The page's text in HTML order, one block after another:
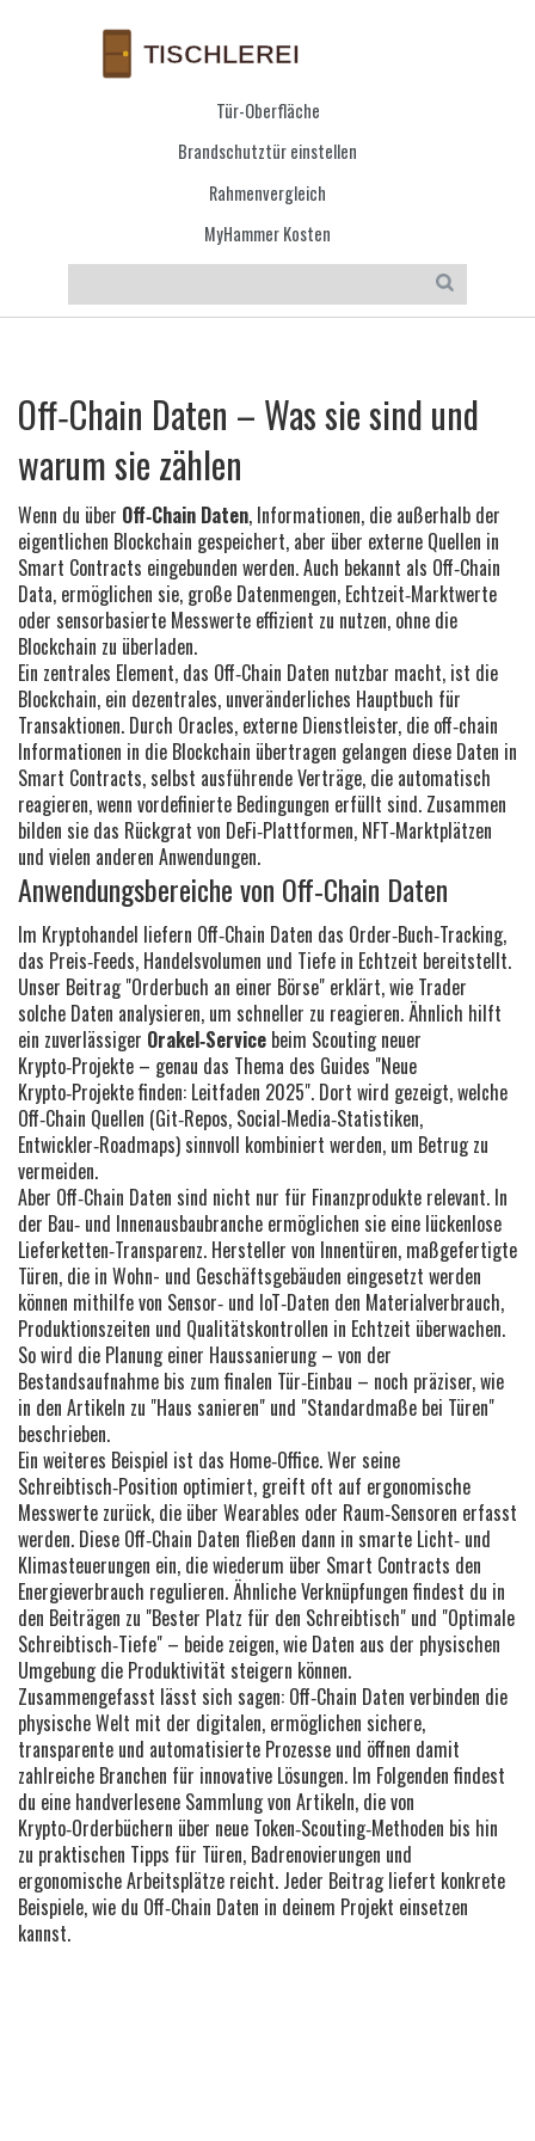
Tür-Oberfläche
Brandschutztür einstellen
Rahmenvergleich
MyHammer Kosten
Off‑Chain Daten – Was sie sind und
warum sie zählen
Wenn du über Off‑Chain Daten, Informationen, die außerhalb der
eigentlichen Blockchain gespeichert, aber über externe Quellen in
Smart Contracts eingebunden werden. Auch bekannt als Off‑Chain
Data, ermöglichen sie, große Datenmengen, Echtzeit‑Marktwerte
oder sensorbasierte Messwerte effizient zu nutzen, ohne die
Blockchain zu überladen.
Ein zentrales Element, das Off‑Chain Daten nutzbar macht, ist die
Blockchain, ein dezentrales, unveränderliches Hauptbuch für
Transaktionen. Durch Oracles, externe Dienstleister, die off‑chain
Informationen in die Blockchain übertragen gelangen diese Daten in
Smart Contracts, selbst ausführende Verträge, die automatisch
reagieren, wenn vordefinierte Bedingungen erfüllt sind. Zusammen
bilden sie das Rückgrat von DeFi‑Plattformen, NFT‑Marktplätzen
und vielen anderen Anwendungen.
Anwendungsbereiche von Off‑Chain Daten
Im Kryptohandel liefern Off‑Chain Daten das Order‑Buch‑Tracking,
das Preis‑Feeds, Handelsvolumen und Tiefe in Echtzeit bereitstellt.
Unser Beitrag "Orderbuch an einer Börse" erklärt, wie Trader
solche Daten analysieren, um schneller zu reagieren. Ähnlich hilft
ein zuverlässiger Orakel‑Service beim Scouting neuer
Krypto‑Projekte – genau das Thema des Guides "Neue
Krypto‑Projekte finden: Leitfaden 2025". Dort wird gezeigt, welche
Off‑Chain Quellen (Git‑Repos, Social‑Media‑Statistiken,
Entwickler‑Roadmaps) sinnvoll kombiniert werden, um Betrug zu
vermeiden.
Aber Off‑Chain Daten sind nicht nur für Finanzprodukte relevant. In
der Bau‑ und Innenausbaubranche ermöglichen sie eine lückenlose
Lieferketten‑Transparenz. Hersteller von Innentüren, maßgefertigte
Türen, die in Wohn- und Geschäftsgebäuden eingesetzt werden
können mithilfe von Sensor‑ und IoT‑Daten den Materialverbrauch,
Produktionszeiten und Qualitätskontrollen in Echtzeit überwachen.
So wird die Planung einer Haussanierung – von der
Bestandsaufnahme bis zum finalen Tür‑Einbau – noch präziser, wie
in den Artikeln zu "Haus sanieren" und "Standardmaße bei Türen"
beschrieben.
Ein weiteres Beispiel ist das Home‑Office. Wer seine
Schreibtisch‑Position optimiert, greift oft auf ergonomische
Messwerte zurück, die über Wearables oder Raum‑Sensoren erfasst
werden. Diese Off‑Chain Daten fließen dann in smarte Licht‑ und
Klimasteuerungen ein, die wiederum über Smart Contracts den
Energieverbrauch regulieren. Ähnliche Verknüpfungen findest du in
den Beiträgen zu "Bester Platz für den Schreibtisch" und "Optimale
Schreibtisch‑Tiefe" – beide zeigen, wie Daten aus der physischen
Umgebung die Produktivität steigern können.
Zusammengefasst lässt sich sagen: Off‑Chain Daten verbinden die
physische Welt mit der digitalen, ermöglichen sichere,
transparente und automatisierte Prozesse und öffnen damit
zahlreiche Branchen für innovative Lösungen. Im Folgenden findest
du eine handverlesene Sammlung von Artikeln, die von
Krypto‑Orderbüchern über neue Token‑Scouting‑Methoden bis hin
zu praktischen Tipps für Türen, Badrenovierungen und
ergonomische Arbeitsplätze reicht. Jeder Beitrag liefert konkrete
Beispiele, wie du Off‑Chain Daten in deinem Projekt einsetzen
kannst.